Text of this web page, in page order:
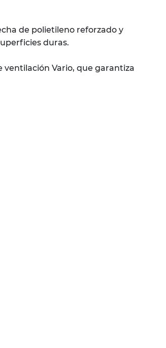
de polietileno reforzado y
duras.
Vario, que garantiza